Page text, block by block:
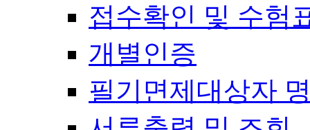
접수확인 및 수험
개별인증
필기면제대상자